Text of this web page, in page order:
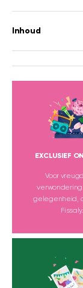
Inhoud
EXCLUSIEF
Voor
gelegenheid,
Fissaly.